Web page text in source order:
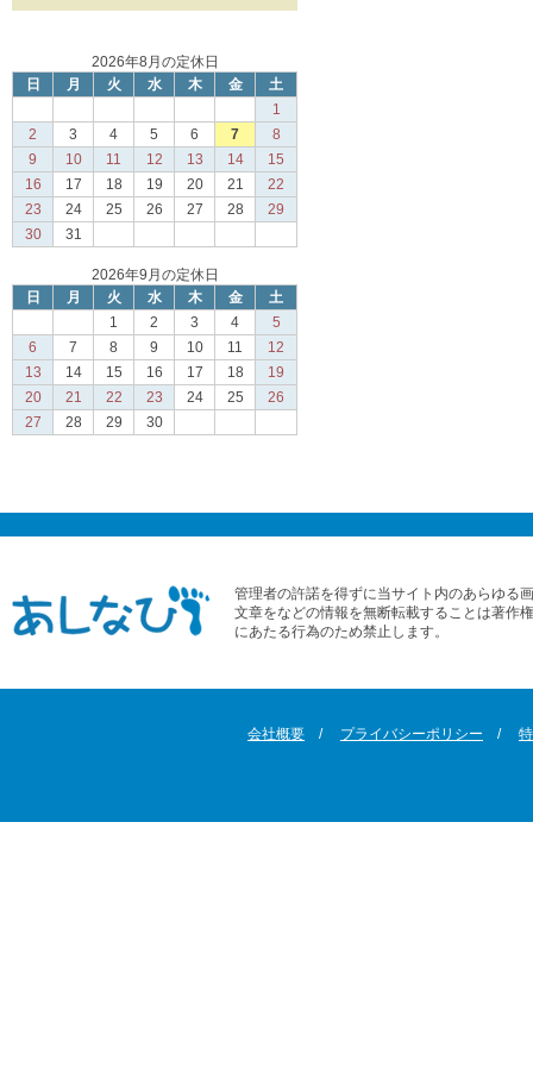
2026年8月の定休日
日
月 火 水 木 金
土
1
2
3 4 5 6 7
8
9
10 11 12 13 14
15
16
17 18 19 20 21
22
23
24 25 26 27 28
29
30
31
2026年9月の定休日
日
月 火 水 木 金
土
1
2 3 4
5
6
7 8 9 10 11
12
13
14 15 16 17 18
19
20
21 22 23 24 25
26
27
28 29 30
管理者の許諾を得ずに当サイト内のあらゆる
文章をなどの情報を無断転載することは著作
にあたる行為のため禁止します。
会社概要 プライバシーポリシー